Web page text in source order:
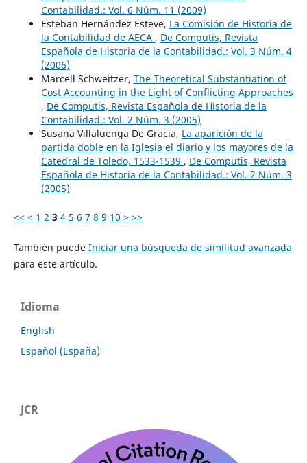
Contabilidad.: Vol. 6 Núm. 11 (2009)
Esteban Hernández Esteve, La Comisión de Historia de
la Contabilidad de AECA , De Computis, Revista
Española de Historia de la Contabilidad.: Vol. 3 Núm. 4
(2006)
Marcell Schweitzer, The Theoretical Substantiation of
Cost Accounting in the Light of Conflicting Approaches
, De Computis, Revista Española de Historia de la
Contabilidad.: Vol. 2 Núm. 3 (2005)
Susana Villaluenga De Gracia, La aparición de la
partida doble en la Iglesia el diario y los mayores de la
Catedral de Toledo, 1533-1539 , De Computis, Revista
Española de Historia de la Contabilidad.: Vol. 2 Núm. 3
(2005)
<< < 1 2 3 4 5 6 7 8 9 10 > >>
También puede Iniciar una búsqueda de similitud avanzada
para este artículo.
Idioma
English
Español (España)
JCR